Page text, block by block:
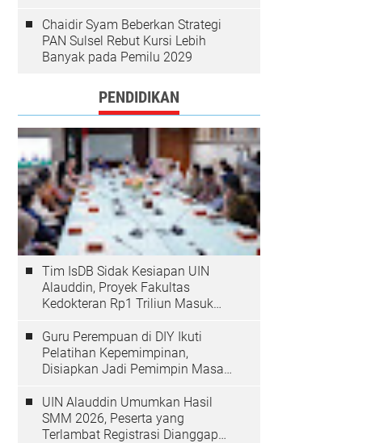
Chaidir Syam Beberkan Strategi
PAN Sulsel Rebut Kursi Lebih
Banyak pada Pemilu 2029
PENDIDIKAN
Tim IsDB Sidak Kesiapan UIN
Alauddin, Proyek Fakultas
Kedokteran Rp1 Triliun Masuk
Guru Perempuan di DIY Ikuti
Pelatihan Kepemimpinan,
Disiapkan Jadi Pemimpin Masa
UIN Alauddin Umumkan Hasil
SMM 2026, Peserta yang
Terlambat Registrasi Dianggap